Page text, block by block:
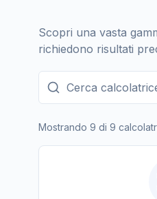
Scopri una vasta
richiedono risultati
Cerca calcolatrice
Mostrando 9 di 9